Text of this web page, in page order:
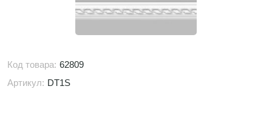
Код товара: 62809
Артикул: DT1S